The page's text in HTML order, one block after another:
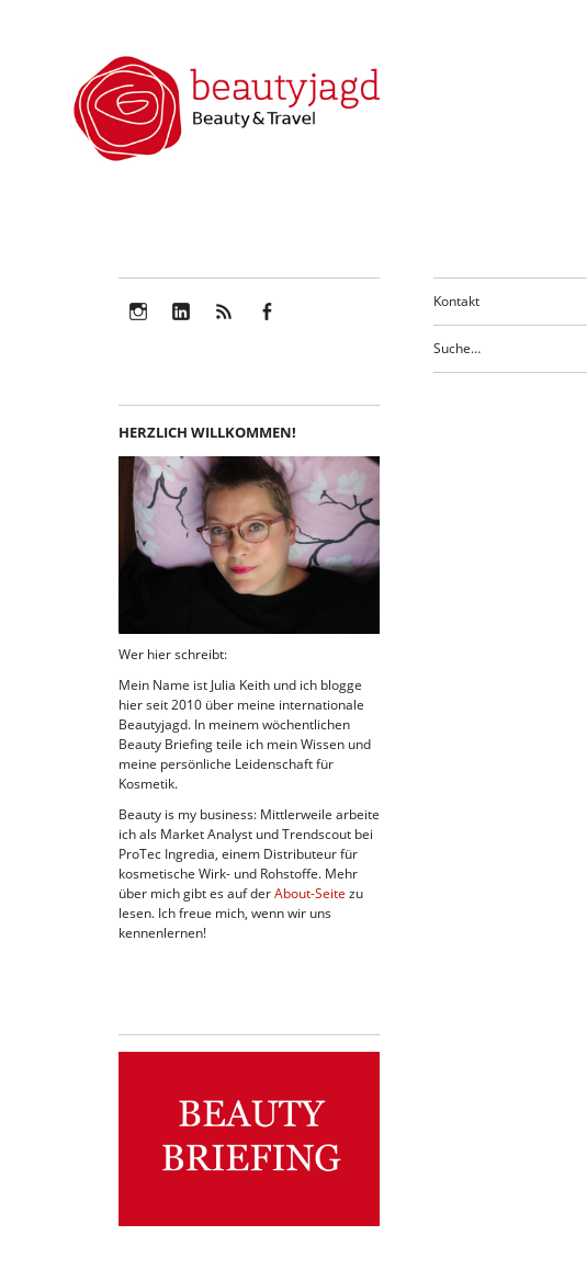
Kontakt
HERZLICH WILLKOMMEN!
Wer hier schreibt:
Mein Name ist Julia Keith und ich blogge
hier seit 2010 über meine internationale
Beautyjagd. In meinem wöchentlichen
Beauty Briefing teile ich mein Wissen und
meine persönliche Leidenschaft für
Kosmetik.
Beauty is my business: Mittlerweile arbeite
ich als Market Analyst und Trendscout bei
ProTec Ingredia, einem Distributeur für
kosmetische Wirk- und Rohstoffe. Mehr
über mich gibt es auf derAbout-Seite zu
lesen. Ich freue mich, wenn wir uns
kennenlernen!